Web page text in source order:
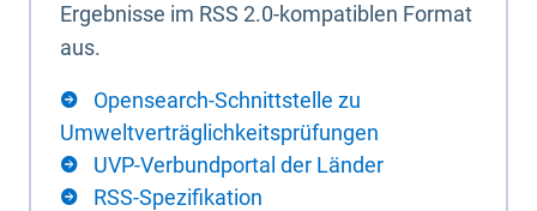
Ergebnisse im RSS 2.0-kompatiblen Format
aus.
Opensearch-Schnittstelle zu
Umweltverträglichkeitsprüfungen
UVP-Verbundportal der Länder
RSS-Spezifikation